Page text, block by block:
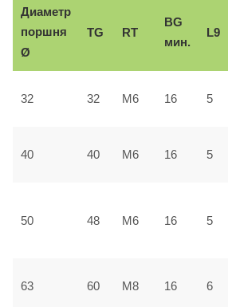
Диаметр
поршня
Ø
TG RT
BG
мин.
L9
32 32 М6 16 5
40 40 М6 16 5
50 48 М6 16 5
63 60 М8 16 6